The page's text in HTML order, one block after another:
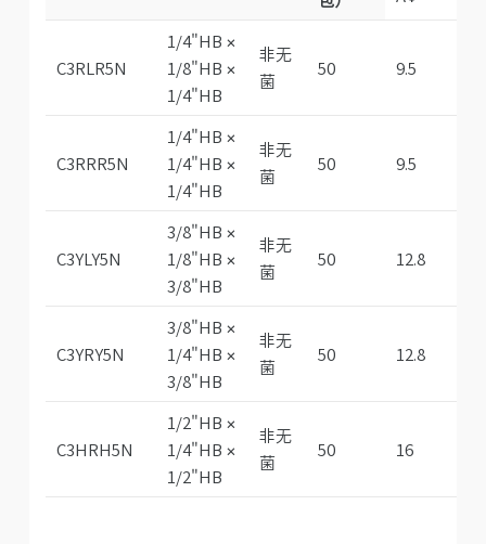
C3RLR5N
1/4"HB ×
1/8"HB ×
1/4"HB
非无
菌
50 9.5
C3RRR5N
1/4"HB ×
1/4"HB ×
1/4"HB
非无
菌
50 9.5
C3YLY5N
3/8"HB ×
1/8"HB ×
3/8"HB
非无
菌
50 12.8
C3YRY5N
3/8"HB ×
1/4"HB ×
3/8"HB
非无
菌
50 12.8
C3HRH5N
1/2"HB ×
1/4"HB ×
1/2"HB
非无
菌
50 16